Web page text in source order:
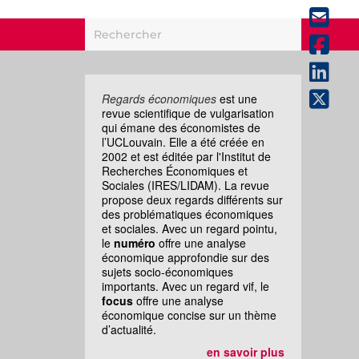
Regards économiques est une
revue scientifique de vulgarisation
qui émane des économistes de
l’UCLouvain. Elle a été créée en
2002 et est éditée par l'Institut de
Recherches Économiques et
Sociales (IRES/LIDAM). La revue
propose deux regards différents sur
des problématiques économiques
et sociales. Avec un regard pointu,
le numéro offre une analyse
économique approfondie sur des
sujets socio-économiques
importants. Avec un regard vif, le
focus offre une analyse
économique concise sur un thème
d’actualité.
en savoir plus